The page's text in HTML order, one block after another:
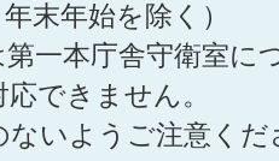
末年始を除く）
一本庁舎守衛室に
できません。
ないようご注意くだ